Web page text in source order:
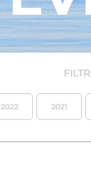
2022 2021